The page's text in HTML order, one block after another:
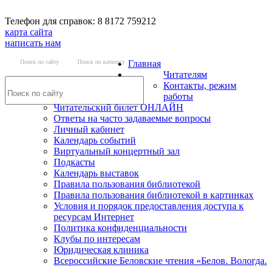
Телефон для справок: 8 8172 759212
карта сайта
написать нам
Поиск по сайту Поиск по каталогу Главная
Читателям
Контакты, режим
работы
Читательский билет ОНЛАЙН
Ответы на часто задаваемые вопросы
Личный кабинет
Календарь событий
Виртуальный концертный зал
Подкасты
Календарь выставок
Правила пользования библиотекой
Правила пользования библиотекой в картинках
Условия и порядок предоставления доступа к
ресурсам Интернет
Политика конфиденциальности
Клубы по интересам
Юридическая клиника
Всероссийские Беловские чтения «Белов. Вологда.